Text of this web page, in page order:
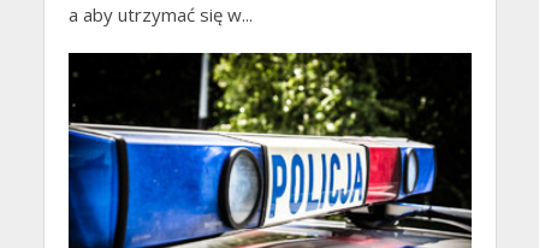
a aby utrzymać się w...